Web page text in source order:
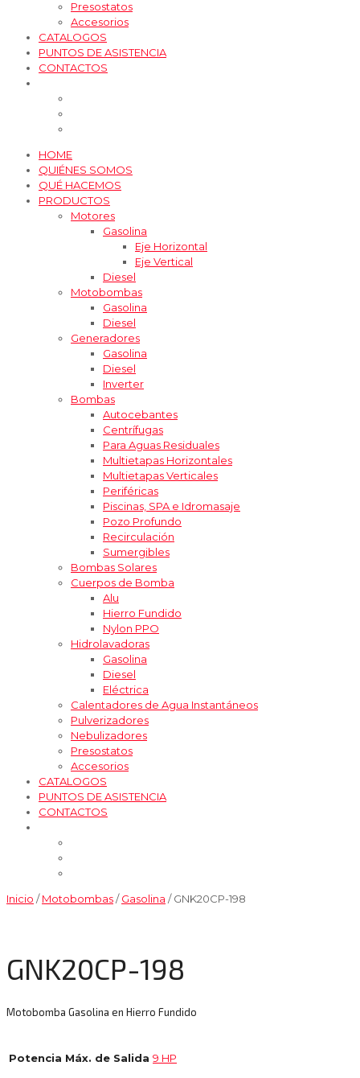
Presostatos
Accesorios
CATALOGOS
PUNTOS DE ASISTENCIA
CONTACTOS
HOME
QUIÉNES SOMOS
QUÉ HACEMOS
PRODUCTOS
Motores
Gasolina
Eje Horizontal
Eje Vertical
Diesel
Motobombas
Gasolina
Diesel
Generadores
Gasolina
Diesel
Inverter
Bombas
Autocebantes
Centrífugas
Para Aguas Residuales
Multietapas Horizontales
Multietapas Verticales
Periféricas
Piscinas, SPA e Idromasaje
Pozo Profundo
Recirculación
Sumergibles
Bombas Solares
Cuerpos de Bomba
Alu
Hierro Fundido
Nylon PPO
Hidrolavadoras
Gasolina
Diesel
Eléctrica
Calentadores de Agua Instantáneos
Pulverizadores
Nebulizadores
Presostatos
Accesorios
CATALOGOS
PUNTOS DE ASISTENCIA
CONTACTOS
Inicio /Motobombas/Gasolina / GNK20CP-198
GNK20CP-198
Motobomba Gasolina en Hierro Fundido
Potencia Máx. de Salida 9 HP